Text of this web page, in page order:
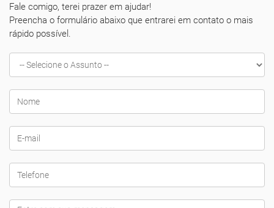
Fale comigo, terei prazer em ajudar!
Preencha o formulário abaixo que entrarei em contato o mais
rápido possível.